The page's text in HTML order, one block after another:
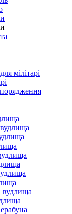
мілітарі
вудлища